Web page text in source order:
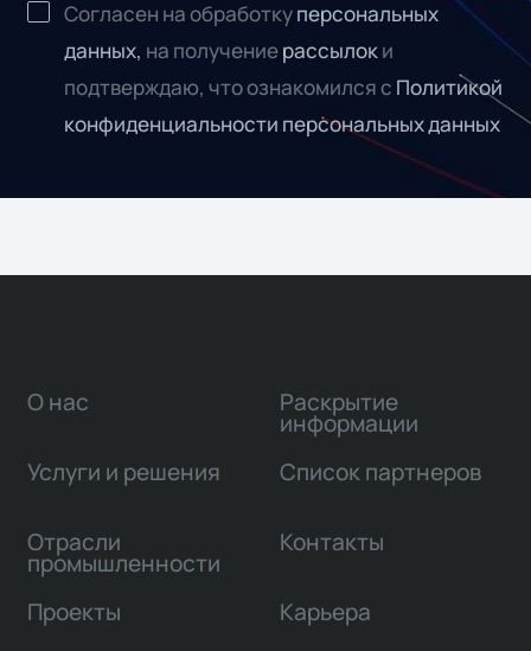
Согласен на обработкуперсональных
данных, на получениерассылоки
подтверждаю, что ознакомился с Политикой
конфиденциальности персональных данных
О нас
Услуги и решения
Отрасли
промышленности
Проекты
Раскрытие
информации
Список партнеров
Контакты
Карьера